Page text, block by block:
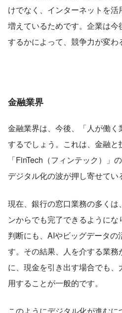
けでなく、インターネットを
増えているためです。企業は
するかによって、競争力が変わ
金融業界
金融業界は、今後、「人が働
するでしょう。これは、金融と
「FinTech（フィンテック）」
デジタル化の波が押し寄せてい
現在、銀行の窓口業務の多く
ンからでも完了できるように
判断にも、AIやビッグデータの
す。その結果、人を介する業務
に、現金を引き出す場合でも
用することが一般的です。
このようにデジタル化が進む